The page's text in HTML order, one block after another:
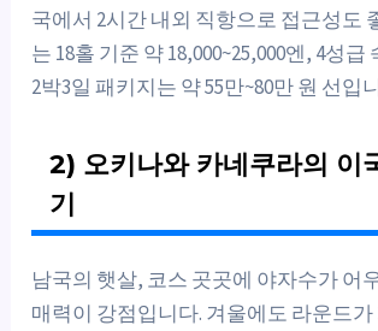
국에서 2시간 내외 직항으로 접근성도
는 18홀 기준 약 18,000~25,000엔, 4성급
2박3일 패키지는 약 55만~80만 원 선입
2) 오키나와 카네쿠라의 이
기
남국의 햇살, 코스 곳곳에 야자수가 어
매력이 강점입니다. 겨울에도 라운드가